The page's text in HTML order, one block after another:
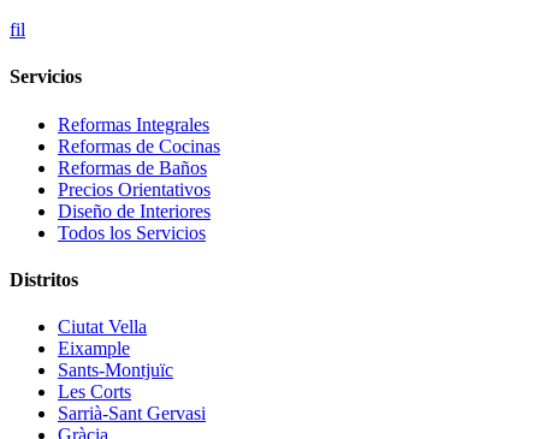
fil
Servicios
Reformas Integrales
Reformas de Cocinas
Reformas de Baños
Precios Orientativos
Diseño de Interiores
Todos los Servicios
Distritos
Ciutat Vella
Eixample
Sants-Montjuïc
Les Corts
Sarrià-Sant Gervasi
Gràcia